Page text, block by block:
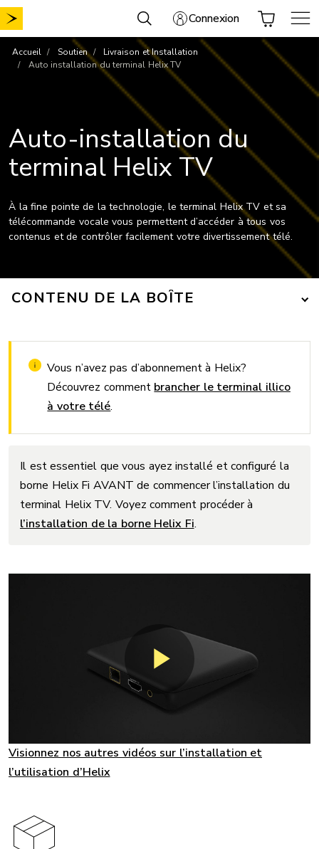
Aller
au
Connexion
Accueil Soutien
Livraison et Installation
Auto installation du terminal Helix TV
Auto-installation du
terminal Helix TV
À la fine pointe de la technologie, le terminal Helix TV et sa
télécommande vocale vous permettent d’accéder à tous vos
contenus et de contrôler facilement votre divertissement télé.
CONTENU DE LA BOÎTE
Vous n’avez pas d’abonnement à Helix?
Découvrez comment brancher le terminal illico
à votre télé.
Il est essentiel que vous ayez installé et configuré la
borne Helix Fi AVANT de commencer l’installation du
terminal Helix TV. Voyez comment procéder à
l’installation de la borne Helix Fi.
Visionnez nos autres vidéos sur l’installation et
l’utilisation d’Helix